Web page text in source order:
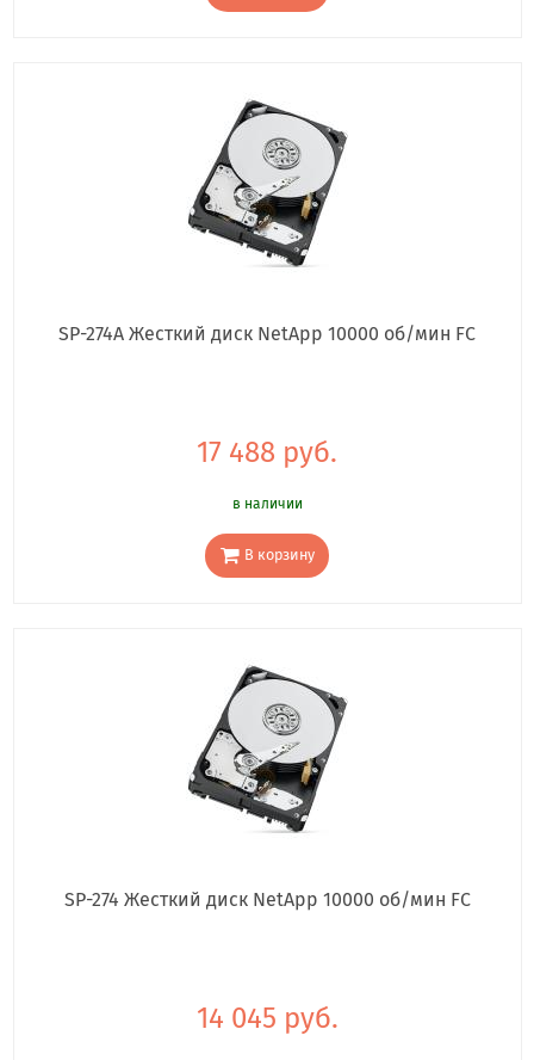
SP-274A Жесткий диск NetApp 10000 об/мин FC
17 488 руб.
в наличии
В корзину
SP-274 Жесткий диск NetApp 10000 об/мин FC
14 045 руб.